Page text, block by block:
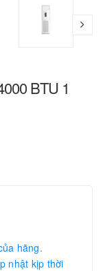
BTU 1
hãng.
nhật kịp thời